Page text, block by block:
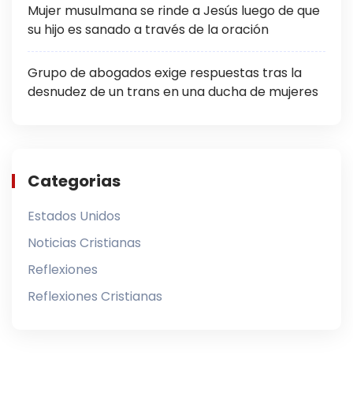
Mujer musulmana se rinde a Jesús luego de que
su hijo es sanado a través de la oración
Grupo de abogados exige respuestas tras la
desnudez de un trans en una ducha de mujeres
Categorias
Estados Unidos
Noticias Cristianas
Reflexiones
Reflexiones Cristianas